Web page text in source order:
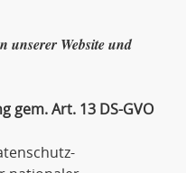
unserer Website und
gem. Art. 13 DS-GVO